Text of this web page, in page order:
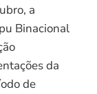
a
Binacional
da
de